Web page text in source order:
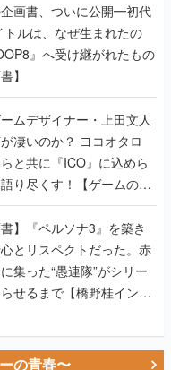
企画書、ついに公開━初代
トルは、なぜ生まれたの
』へ受け継がれたもの
】
ムデザイナー・上田文人
凄いのか？ ヨコオタロ
と共に『ICO』に込めら
り尽くす！【ゲームの企
】『ペルソナ3』を築き
とリスペクトだった。赤
集った“愚連隊”がシリー
せるまで【橋野桂インタ
の青春〜